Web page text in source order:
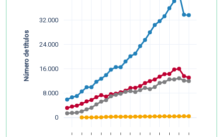
0
8.000
16.000
24.000
32.000
Número de títulos